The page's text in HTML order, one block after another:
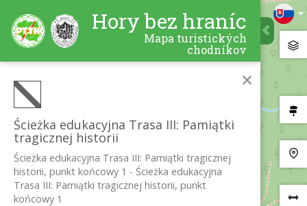
Hory bez hraníc
Mapa turistických
chodníkov
×
Ścieżka edukacyjna Trasa III: Pamiątki
tragicznej historii
Ścieżka edukacyjna Trasa III: Pamiątki tragicznej
historii, punkt końcowy 1 - Ścieżka edukacyjna
Trasa III: Pamiątki tragicznej historii, punkt
końcowy 1